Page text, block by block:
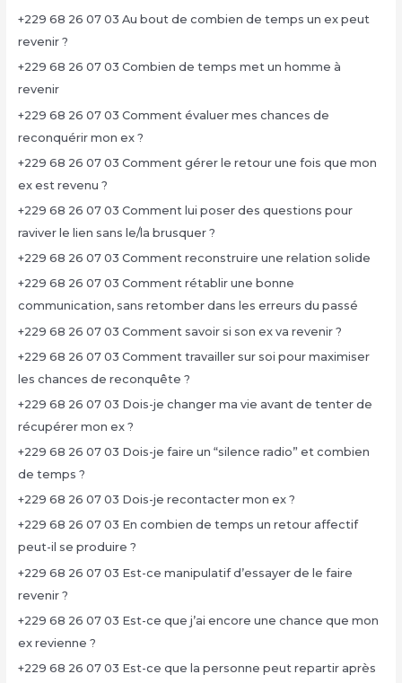
+229 68 26 07 03 Au bout de combien de temps un ex peut
revenir ?
+229 68 26 07 03 Combien de temps met un homme à
revenir
+229 68 26 07 03 Comment évaluer mes chances de
reconquérir mon ex ?
+229 68 26 07 03 Comment gérer le retour une fois que mon
ex est revenu ?
+229 68 26 07 03 Comment lui poser des questions pour
raviver le lien sans le/la brusquer ?
+229 68 26 07 03 Comment reconstruire une relation solide
+229 68 26 07 03 Comment rétablir une bonne
communication, sans retomber dans les erreurs du passé
+229 68 26 07 03 Comment savoir si son ex va revenir ?
+229 68 26 07 03 Comment travailler sur soi pour maximiser
les chances de reconquête ?
+229 68 26 07 03 Dois-je changer ma vie avant de tenter de
récupérer mon ex ?
+229 68 26 07 03 Dois-je faire un “silence radio” et combien
de temps ?
+229 68 26 07 03 Dois-je recontacter mon ex ?
+229 68 26 07 03 En combien de temps un retour affectif
peut-il se produire ?
+229 68 26 07 03 Est-ce manipulatif d’essayer de le faire
revenir ?
+229 68 26 07 03 Est-ce que j’ai encore une chance que mon
ex revienne ?
+229 68 26 07 03 Est-ce que la personne peut repartir après